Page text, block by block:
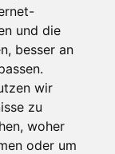
und die
besser an
wir
zu
woher
oder um